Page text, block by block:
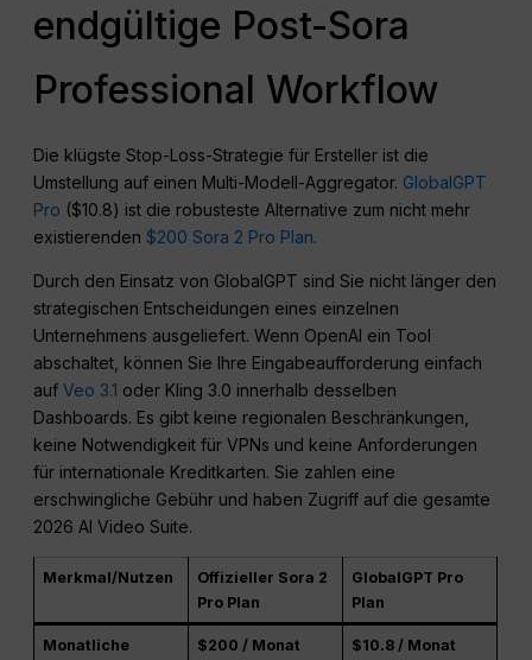
endgültige Post-Sora
Professional Workflow
Die klügste Stop-Loss-Strategie für Ersteller ist die
Umstellung auf einen Multi-Modell-Aggregator. GlobalGPT
Pro ($10.8) ist die robusteste Alternative zum nicht mehr
existierenden$200 Sora 2 Pro Plan.
Durch den Einsatz von GlobalGPT sind Sie nicht länger den
strategischen Entscheidungen eines einzelnen
Unternehmens ausgeliefert. Wenn OpenAI ein Tool
abschaltet, können Sie Ihre Eingabeaufforderung einfach
aufVeo 3.1 oder Kling 3.0 innerhalb desselben
Dashboards. Es gibt keine regionalen Beschränkungen,
keine Notwendigkeit für VPNs und keine Anforderungen
für internationale Kreditkarten. Sie zahlen eine
erschwingliche Gebühr und haben Zugriff auf die gesamte
2026 AI Video Suite.
Merkmal/Nutzen
Offizieller Sora 2
Pro Plan
GlobalGPT Pro
Plan
Monatliche
$200 / Monat
$10.8 / Monat